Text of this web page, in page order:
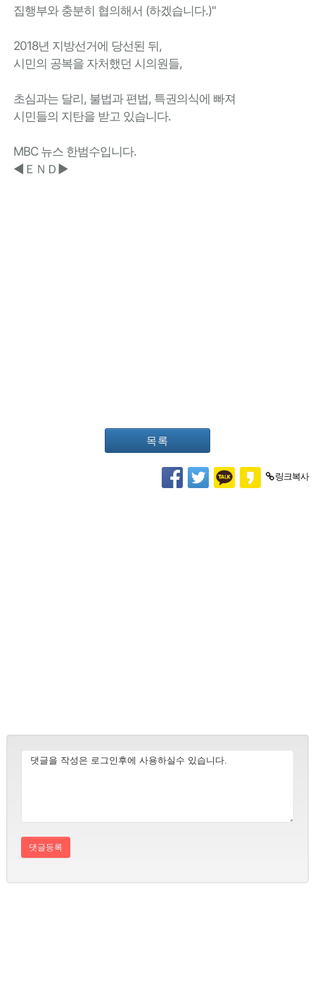
집행부와 충분히 협의해서 (하겠습니다.)"
2018년 지방선거에 당선된 뒤,
시민의 공복을 자처했던 시의원들,
초심과는 달리, 불법과 편법, 특권의식에 빠져
시민들의 지탄을 받고 있습니다.
MBC 뉴스 한범수입니다.
◀ＥＮＤ▶
목록
링크복사